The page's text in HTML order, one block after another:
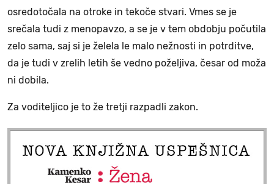
osredotočala na otroke in tekoče stvari. Vmes se je
srečala tudi z menopavzo, a se je v tem obdobju počutila
zelo sama, saj si je želela le malo nežnosti in potrditve,
da je tudi v zrelih letih še vedno poželjiva, česar od moža
ni dobila.
Za voditeljico je to že tretji razpadli zakon.